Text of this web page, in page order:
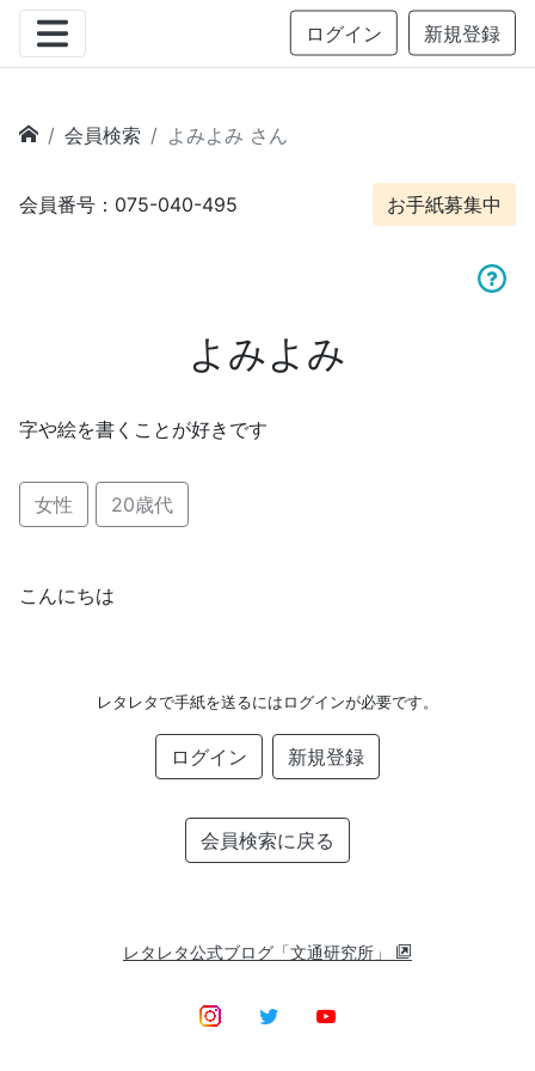
ログイン 新規登録
会員検索 よみよみ さん
会員番号：075-040-495 お手紙募集中
よみよみ
字や絵を書くことが好きです
女性 20歳代
こんにちは
レタレタで手紙を送るにはログインが必要です。
ログイン 新規登録
会員検索に戻る
レタレタ公式ブログ「文通研究所」